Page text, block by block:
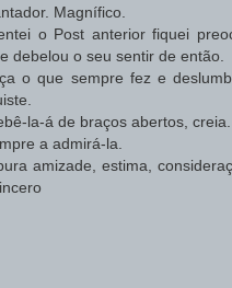
Magnífico.
o Post anterior fiquei
debelou o seu sentir de então.
o que sempre fez e
la-á de braços abertos, creia.
a admirá-la.
amizade, estima,